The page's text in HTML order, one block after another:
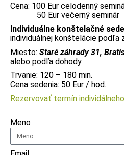
Cena: 100 Eur celodenný
50 Eur večerný seminár
Individuálne konštelačné
individuálnej konštelácie podľa
Miesto: Staré záhrady 31,
alebo podľa dohody
Trvanie: 120 – 180 min.
Cena sedenia: 50 Eur / hod.
Rezervovať termín
Meno